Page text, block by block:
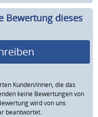
Bewertung dieses
Kunden/innen, die das
keine Bewertungen von
wird von uns
beantwortet.